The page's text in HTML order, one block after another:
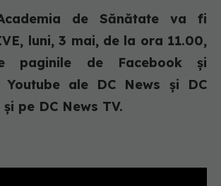
de Sănătate va fi
luni, 3 mai, de la ora 11.00,
paginile de Facebook și
Youtube ale DC News și DC
pe DC News TV.